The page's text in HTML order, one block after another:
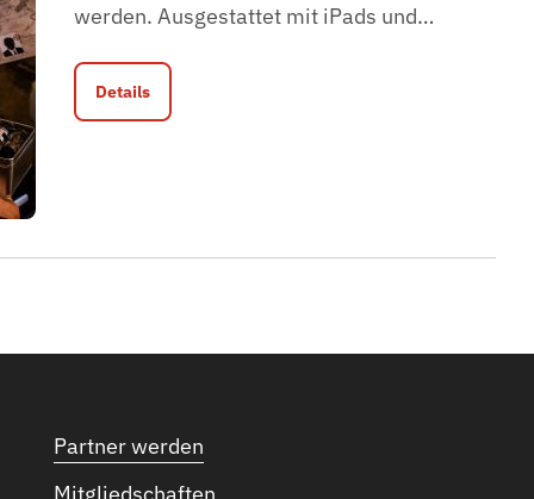
werden. Ausgestattet mit iPads und…
Details
Partner werden